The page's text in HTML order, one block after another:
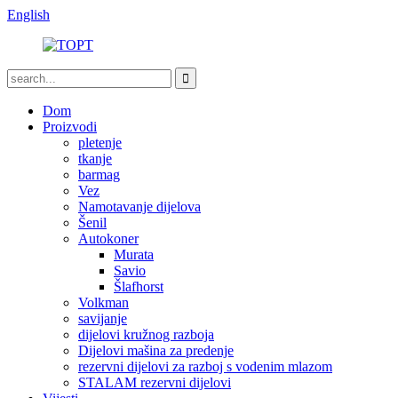
English
Dom
Proizvodi
pletenje
tkanje
barmag
Vez
Namotavanje dijelova
Šenil
Autokoner
Murata
Savio
Šlafhorst
Volkman
savijanje
dijelovi kružnog razboja
Dijelovi mašina za predenje
rezervni dijelovi za razboj s vodenim mlazom
STALAM rezervni dijelovi